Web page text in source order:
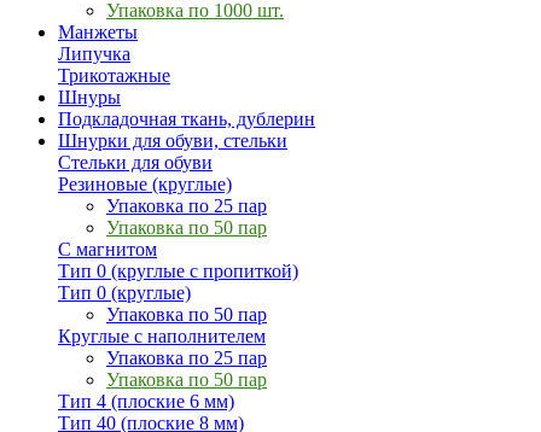
Упаковка по 1000 шт.
Манжеты
Липучка
Трикотажные
Шнуры
Подкладочная ткань, дублерин
Шнурки для обуви, стельки
Стельки для обуви
Резиновые (круглые)
Упаковка по 25 пар
Упаковка по 50 пар
С магнитом
Тип 0 (круглые с пропиткой)
Тип 0 (круглые)
Упаковка по 50 пар
Круглые с наполнителем
Упаковка по 25 пар
Упаковка по 50 пар
Тип 4 (плоские 6 мм)
Тип 40 (плоские 8 мм)